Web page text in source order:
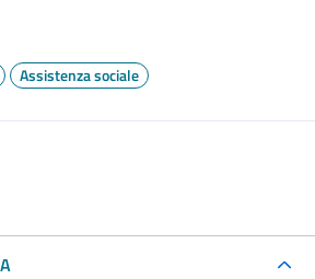
Assistenza sociale